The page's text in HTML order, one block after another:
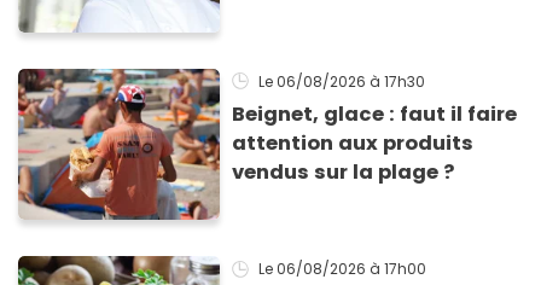
Le 06/08/2026 à 17h30
Beignet, glace : faut il faire
attention aux produits
vendus sur la plage ?
Le 06/08/2026 à 17h00